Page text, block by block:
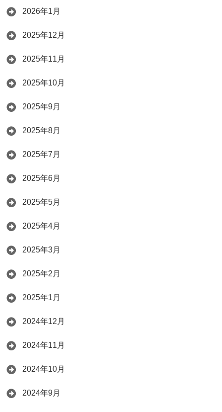
2026年1月
2025年12月
2025年11月
2025年10月
2025年9月
2025年8月
2025年7月
2025年6月
2025年5月
2025年4月
2025年3月
2025年2月
2025年1月
2024年12月
2024年11月
2024年10月
2024年9月